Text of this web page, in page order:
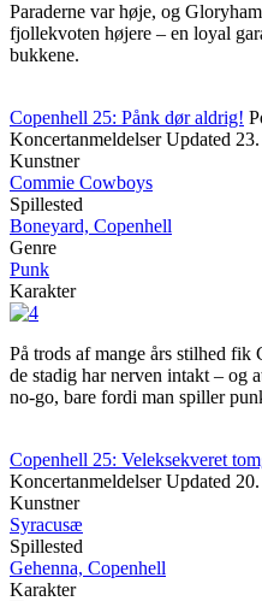
Paraderne var høje, og
fjollekvoten højere – en loyal
bukkene.
Copenhell 25: Pånk dør aldrig!
Koncertanmeldelser Updated
Kunstner
Commie Cowboys
Spillested
Boneyard, Copenhell
Genre
Punk
Karakter
På trods af mange års stilhed fik
de stadig har nerven intakt – og
no-go, bare fordi man spiller
Copenhell 25: Veleksekveret
Koncertanmeldelser Updated
Kunstner
Syracusæ
Spillested
Gehenna, Copenhell
Karakter